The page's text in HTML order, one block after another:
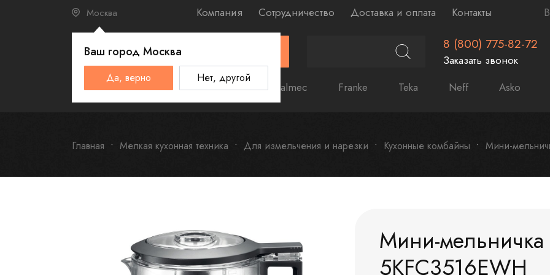
Москва
Ваш город Москва
Да, верно Нет, другой
Компания Сотрудничество Доставка и оплата Контакты
8 (800) 775-82-72
Заказать звонок
Schulthess Smeg Omoikiri Falmec Franke Teka Neff Asko
Главная Мелкая кухонная техника Для измельчения и нарезки Кухонные комбайны Мини-
Мини-
5KFC3516EWH